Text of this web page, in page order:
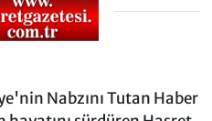
Nabzını Tutan Haber